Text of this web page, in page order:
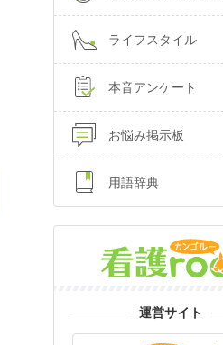
ライフスタイル
本音アンケート
お悩み掲示板
用語辞典
運営サイト